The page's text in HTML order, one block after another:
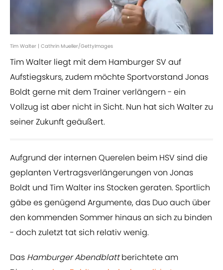
Tim Walter | Cathrin Mueller/GettyImages
Tim Walter liegt mit dem Hamburger SV auf
Aufstiegskurs, zudem möchte Sportvorstand Jonas
Boldt gerne mit dem Trainer verlängern - ein
Vollzug ist aber nicht in Sicht. Nun hat sich Walter zu
seiner Zukunft geäußert.
Aufgrund der internen Querelen beim HSV sind die
geplanten Vertragsverlängerungen von Jonas
Boldt und Tim Walter ins Stocken geraten. Sportlich
gäbe es genügend Argumente, das Duo auch über
den kommenden Sommer hinaus an sich zu binden
- doch zuletzt tat sich relativ wenig.
Das Hamburger Abendblattberichtete am